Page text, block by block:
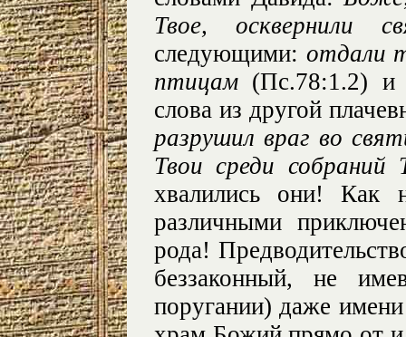
Твое, осквернили
следующими: отдали
птицам (Пс.78:1.2) и
слова из другой
разрушил враг во
Твои среди собраний
хвалились они! Как
различными
рода!
беззаконный, не
поругании) даже